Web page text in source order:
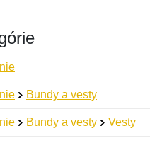
Bundy a vesty
Bundy a vesty Vesty